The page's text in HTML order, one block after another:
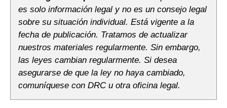
es solo información legal y no es un consejo legal
sobre su situación individual. Está vigente a la
fecha de publicación. Tratamos de actualizar
nuestros materiales regularmente. Sin embargo,
las leyes cambian regularmente. Si desea
asegurarse de que la ley no haya cambiado,
comuníquese con DRC u otra oficina legal.